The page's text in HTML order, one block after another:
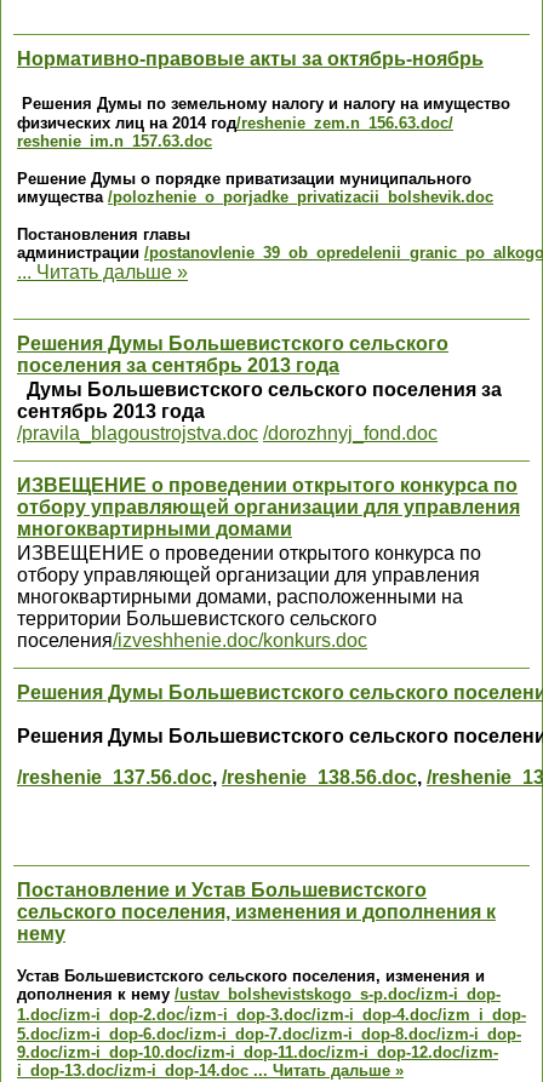
Нормативно-правовые акты за октябрь-ноябрь
Решения Думы по земельному налогу и налогу на имущество
физических лиц на 2014 год/reshenie_zem.n_156.63.doc/
reshenie_im.n_157.63.doc
Решение Думы о порядке приватизации муниципального
имущества /polozhenie_o_porjadke_privatizacii_bolshevik.doc
Постановления главы
администрации /
... Читать дальше »
Решения Думы Большевистского сельского
поселения за сентябрь 2013 года
Думы Большевистского сельского поселения за
сентябрь 2013 года
/pravila_blagoustrojstva.doc /dorozhnyj_fond.doc
ИЗВЕЩЕНИЕ о проведении открытого конкурса по
отбору управляющей организации для управления
многоквартирными домами
ИЗВЕЩЕНИЕ о проведении открытого конкурса по
отбору управляющей организации для управления
многоквартирными домами, расположенными на
территории Большевистского сельского
поселения/izveshhenie.doc/konkurs.doc
Решения Думы Большевистского сельского
Решения Думы Большевистского сельского
/reshenie_137.56.doc, /reshenie_138.56.doc, /
Постановление и Устав Большевистского
сельского поселения, изменения и дополнения к
нему
Устав Большевистского сельского поселения, изменения и
дополнения к нему /ustav_bolshevistskogo_s-p.doc/izm-i_dop-
1.doc/izm-i_dop-2.doc/izm-i_dop-3.doc/izm-i_dop-4.doc/izm_i_dop-
5.doc/izm-i_dop-6.doc/izm-i_dop-7.doc/izm-i_dop-8.doc/izm-i_dop-
9.doc/izm-i_dop-10.doc/izm-i_dop-11.doc/izm-i_dop-12.doc/izm-
i_dop-13.doc/izm-i_dop-14.doc ... Читать дальше »